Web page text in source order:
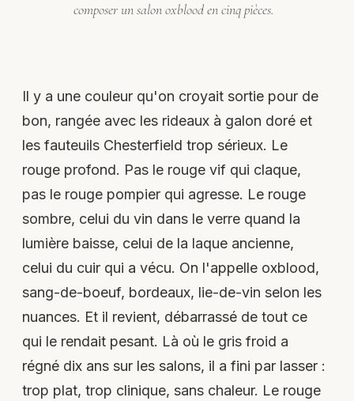
composer un salon oxblood en cinq pièces.
Il y a une couleur qu'on croyait sortie pour de
bon, rangée avec les rideaux à galon doré et
les fauteuils Chesterfield trop sérieux. Le
rouge profond. Pas le rouge vif qui claque,
pas le rouge pompier qui agresse. Le rouge
sombre, celui du vin dans le verre quand la
lumière baisse, celui de la laque ancienne,
celui du cuir qui a vécu. On l'appelle oxblood,
sang-de-boeuf, bordeaux, lie-de-vin selon les
nuances. Et il revient, débarrassé de tout ce
qui le rendait pesant. Là où le gris froid a
régné dix ans sur les salons, il a fini par lasser :
trop plat, trop clinique, sans chaleur. Le rouge